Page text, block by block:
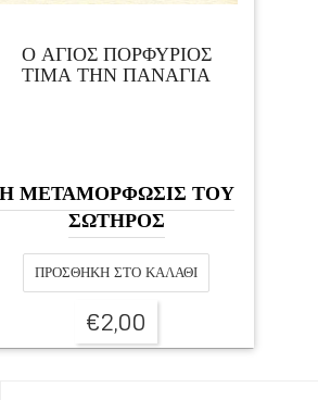
Ο ΑΓΙΟΣ ΠΟΡΦΥΡΙΟΣ
ΤΙΜΑ ΤΗΝ ΠΑΝΑΓΙΑ
ΜΕΤΑΜΟΡΦΩΣΙΣ ΤΟΥ
ΣΩΤΗΡΟΣ
ΠΡΟΣΘΉΚΗ ΣΤΟ ΚΑΛΆΘΙ
€2,00